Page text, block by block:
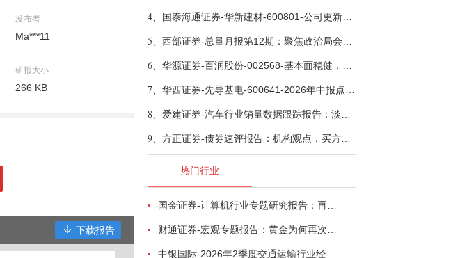
发布者
Ma***11
研报大小
266 KB
下载报告
4、
5、
6、
7、
8、
9、
热门行业